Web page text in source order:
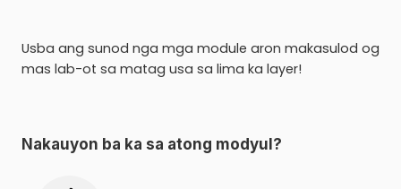
Usba ang sunod nga mga module aron makasulod og
mas lab-ot sa matag usa sa lima ka layer!
Nakauyon ba ka sa atong modyul ?